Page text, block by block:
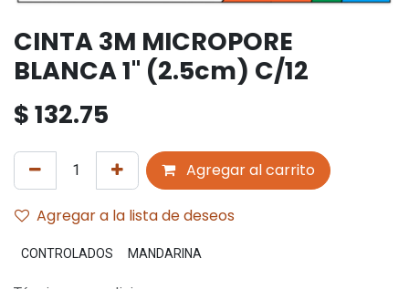
CINTA 3M MICROPORE
BLANCA 1" (2.5cm) C/12
$132.75
Agregar al carrito
Agregar a la lista de deseos
CONTROLADOS MANDARINA